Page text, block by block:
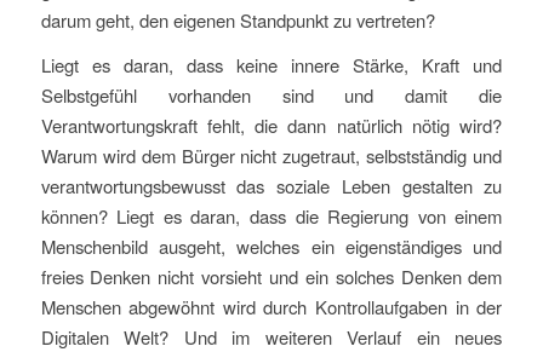
darum geht, den eigenen Standpunkt zu vertreten?
Liegt es daran, dass keine innere Stärke, Kraft und
Selbstgefühl vorhanden sind und damit die
Verantwortungskraft fehlt, die dann natürlich nötig wird?
Warum wird dem Bürger nicht zugetraut, selbstständig und
verantwortungsbewusst das soziale Leben gestalten zu
können? Liegt es daran, dass die Regierung von einem
Menschenbild ausgeht, welches ein eigenständiges und
freies Denken nicht vorsieht und ein solches Denken dem
Menschen abgewöhnt wird durch Kontrollaufgaben in der
Digitalen Welt? Und im weiteren Verlauf ein neues